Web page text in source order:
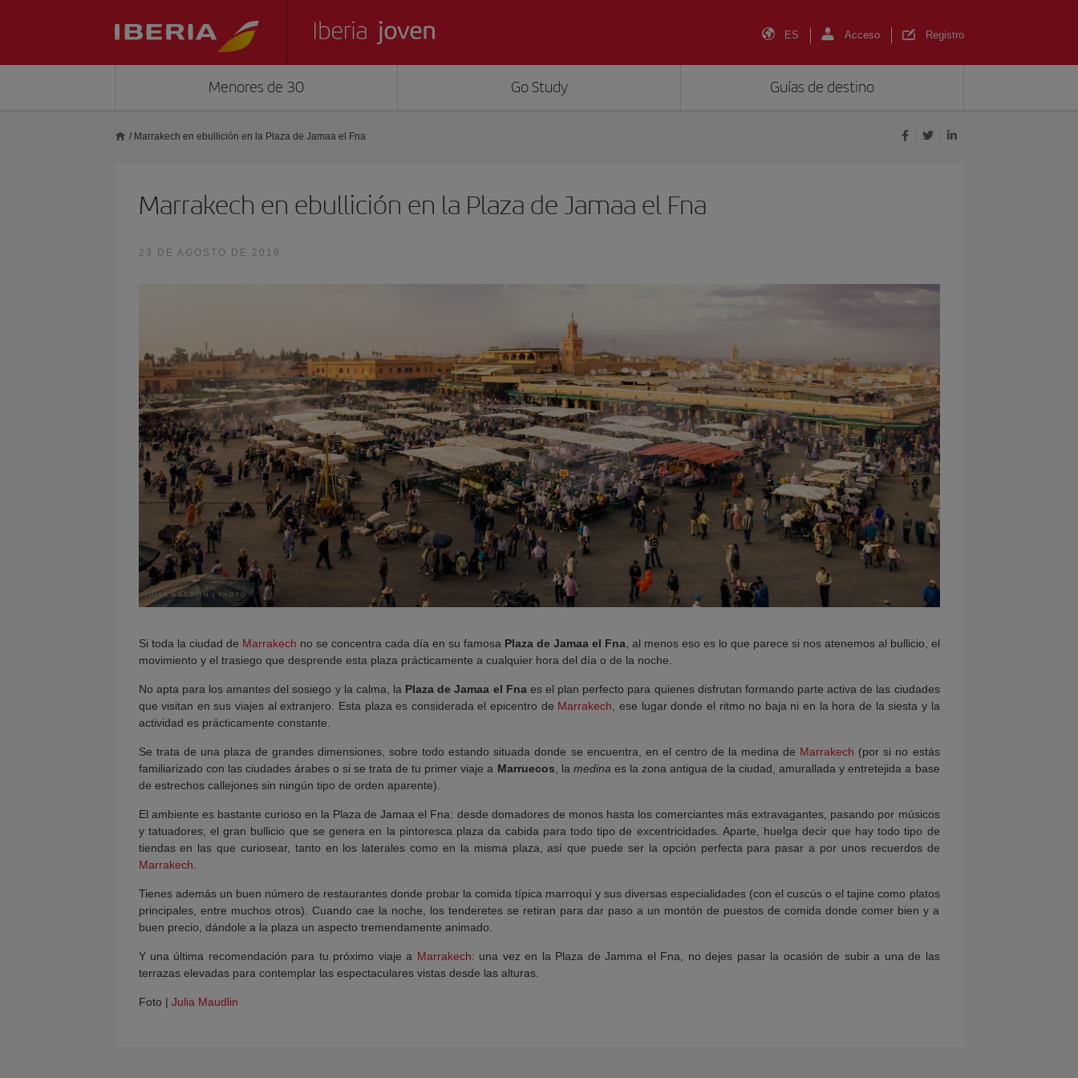
ES Acceso Registro
Menores de 30 Go Study Guías de destino
/ Marrakech en ebullición en la Plaza de Jamaa el Fna
Marrakech en ebullición en la Plaza de Jamaa el Fna
23 DE AGOSTO DE 2019
Si toda la ciudad de Marrakech no se concentra cada día en su famosa Plaza de Jamaa el Fna, al menos eso es lo que parece si nos atenemos al bullicio, el
movimiento y el trasiego que desprende esta plaza prácticamente a cualquier hora del día o de la noche.
No apta para los amantes del sosiego y la calma, la Plaza de Jamaa el Fnaes el plan perfecto para quienes disfrutan formando parte activa de las ciudades
que visitan en sus viajes al extranjero. Esta plaza es considerada el epicentro de Marrakech , ese lugar donde el ritmo no baja ni en la hora de la siesta y la
actividad es prácticamente constante.
Se trata de una plaza de grandes dimensiones, sobre todo estando situada donde se encuentra, en el centro de la medina de Marrakech (por si no estás
familiarizado con las ciudades árabes o si se trata de tu primer viaje a Marruecos , la medina es la zona antigua de la ciudad, amurallada y entretejida a base
de estrechos callejones sin ningún tipo de orden aparente).
El ambiente es bastante curioso en la Plaza de Jamaa el Fna: desde domadores de monos hasta los comerciantes más extravagantes, pasando por músicos
y tatuadores, el gran bullicio que se genera en la pintoresca plaza da cabida para todo tipo de excentricidades. Aparte, huelga decir que hay todo tipo de
tiendas en las que curiosear, tanto en los laterales como en la misma plaza, así que puede ser la opción perfecta para pasar a por unos recuerdos de
Marrakech
Tienes además un buen número de restaurantes donde probar la comida típica marroquí y sus diversas especialidades (con el cuscús o el tajine como platos
principales, entre muchos otros). Cuando cae la noche, los tenderetes se retiran para dar paso a un montón de puestos de comida donde comer bien y a
buen precio, dándole a la plaza un aspecto tremendamente animado.
Y una última recomendación para tu próximo viaje a Marrakech: una vez en la Plaza de Jamma el Fna, no dejes pasar la ocasión de subir a una de las
terrazas elevadas para contemplar las espectaculares vistas desde las alturas.
Foto | Julia Maudlin